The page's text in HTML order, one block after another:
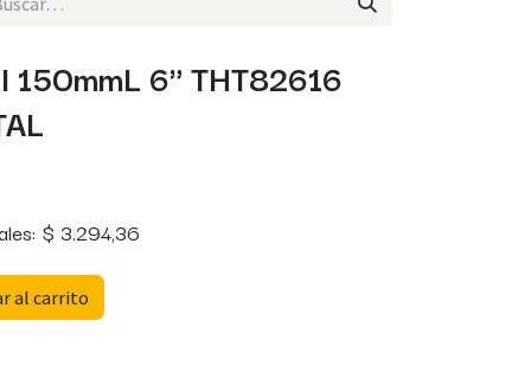
6" THT82616
$ 3.294,36
al carrito